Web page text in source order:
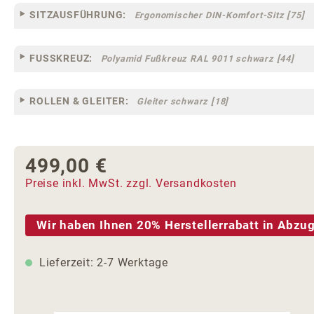
SITZAUSFÜHRUNG: Ergonomischer DIN-Komfort-Sitz [75]
FUSSKREUZ: Polyamid Fußkreuz RAL 9011 schwarz [44]
ROLLEN & GLEITER: Gleiter schwarz [18]
Regulärer Preis:
499,00 €
Preise inkl. MwSt. zzgl. Versandkosten
Wir haben Ihnen 20% Herstellerrabatt in
Lieferzeit: 2-7 Werktage